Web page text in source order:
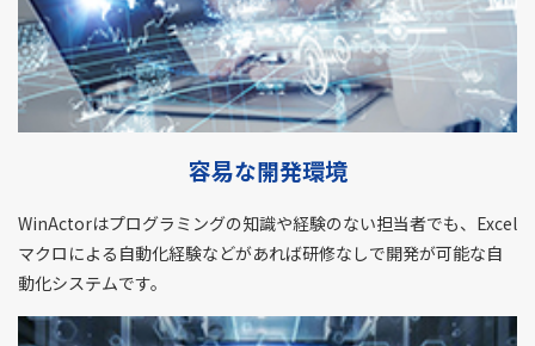
容易な開発環境
WinActorはプログラミングの知識や経験のない担当者でも、Excel
マクロによる自動化経験などがあれば研修なしで開発が可能な自
動化システムです。